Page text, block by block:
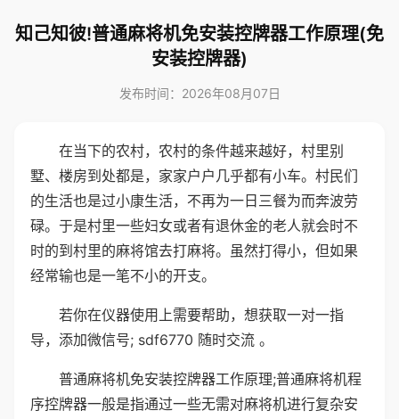
知己知彼!普通麻将机免安装控牌器工作原理(免
安装控牌器)
发布时间：2026年08月07日
在当下的农村，农村的条件越来越好，村里别
墅、楼房到处都是，家家户户几乎都有小车。村民们
的生活也是过小康生活，不再为一日三餐为而奔波劳
碌。于是村里一些妇女或者有退休金的老人就会时不
时的到村里的麻将馆去打麻将。虽然打得小，但如果
经常输也是一笔不小的开支。
若你在仪器使用上需要帮助，想获取一对一指
导，添加微信号; sdf6770 随时交流 。
普通麻将机免安装控牌器工作原理;普通麻将机程
序控牌器一般是指通过一些无需对麻将机进行复杂安